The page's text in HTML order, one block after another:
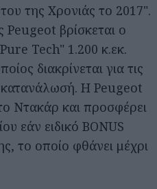
της Χρονιάς το 2017".
Peugeot βρίσκεται ο
Tech" 1.200 κ.εκ.
διακρίνεται για τις
κατανάλωσή. Η Peugeot
Ντακάρ και προσφέρει
εάν ειδικό BONUS
το οποίο φθάνει μέχρι